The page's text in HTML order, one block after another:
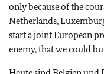
only because of the
Netherlands,
start a joint European
enemy, that we could